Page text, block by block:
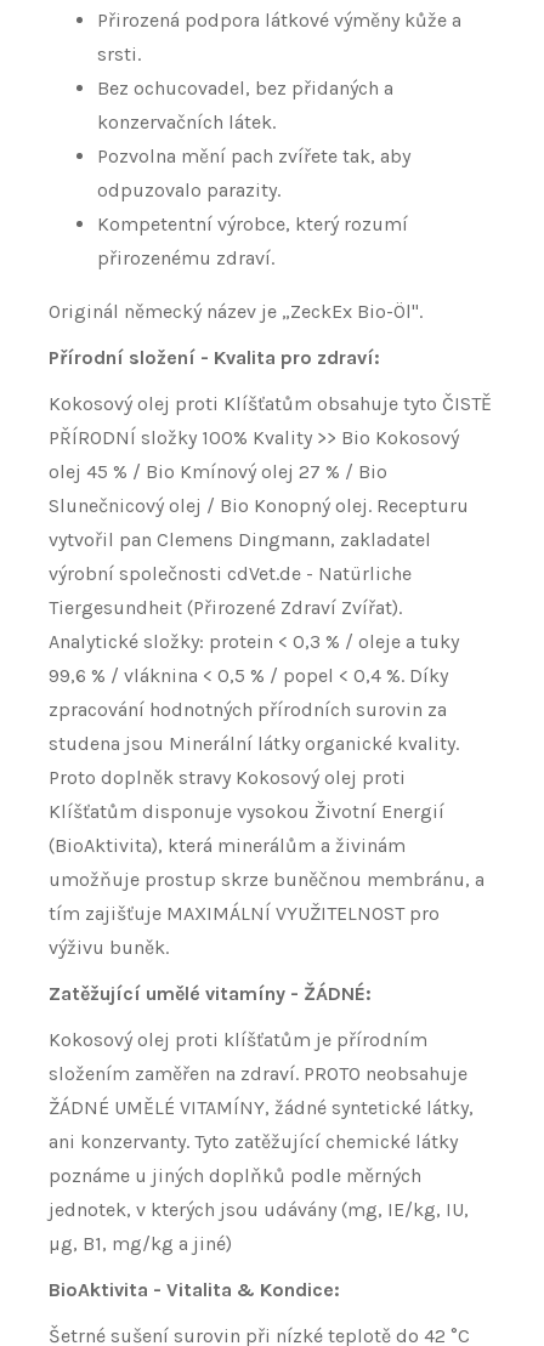
Přirozená podpora látkové výměny kůže a
srsti.
Bez ochucovadel, bez přidaných a
konzervačních látek.
Pozvolna mění pach zvířete tak, aby
odpuzovalo parazity.
Kompetentní výrobce, který rozumí
přirozenému zdraví. ​ ​
Originál německý název je „ZeckEx Bio-Öl".
Přírodní složení - Kvalita pro zdraví:
Kokosový olej proti Klíšťatům obsahuje tyto ČISTĚ
PŘÍRODNÍ složky 100% Kvality >> Bio Kokosový
olej 45 % / Bio Kmínový olej 27 % / Bio
Slunečnicový olej / Bio Konopný olej. Recepturu
vytvořil pan Clemens Dingmann, zakladatel
výrobní společnosti cdVet.de - Natürliche
Tiergesundheit (Přirozené Zdraví Zvířat).
Analytické složky: protein < 0,3 % / oleje a tuky
99,6 % / vláknina < 0,5 % / popel < 0,4 %. Díky
zpracování hodnotných přírodních surovin za
studena jsou Minerální látky organické kvality.
Proto doplněk stravy Kokosový olej proti
Klíšťatům disponuje vysokou Životní Energií
(BioAktivita), která minerálům a živinám
umožňuje prostup skrze buněčnou membránu, a
tím zajišťuje MAXIMÁLNÍ VYUŽITELNOST pro
výživu buněk.
Zatěžující umělé vitamíny - ŽÁDNÉ:
Kokosový olej proti klíšťatům je přírodním
složením zaměřen na zdraví. PROTO neobsahuje
ŽÁDNÉ UMĚLÉ VITAMÍNY, žádné syntetické látky,
ani konzervanty. Tyto zatěžující chemické látky
poznáme u jiných doplňků podle měrných
jednotek, v kterých jsou udávány (mg, IE/kg, IU,
µg, B1, mg/kg a jiné)
BioAktivita - Vitalita & Kondice:
Šetrné sušení surovin při nízké teplotě do 42 °C